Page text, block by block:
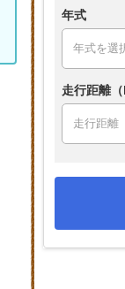
年式
走行距離（